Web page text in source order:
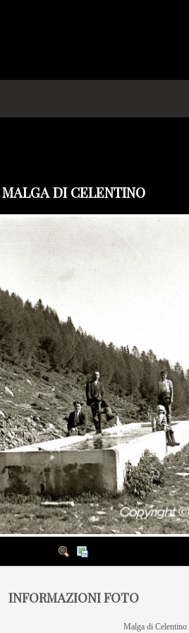
MALGA DI CELENTINO
INFORMAZIONI FOTO
Malga di Celentino